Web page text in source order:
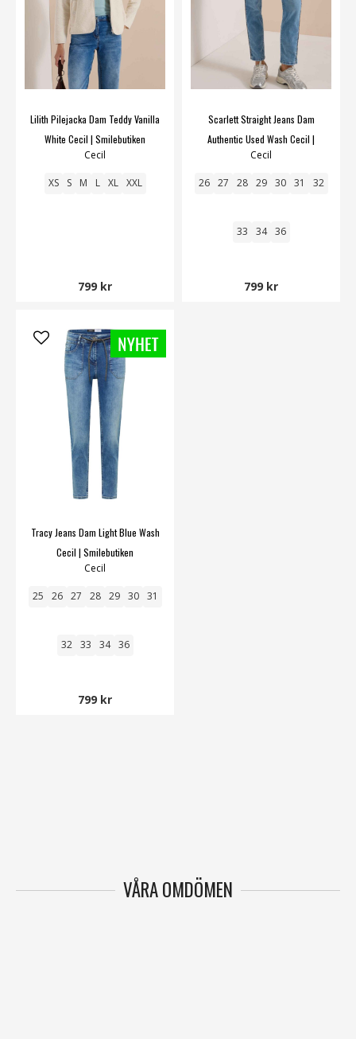
Lilith Pilejacka Dam Teddy Vanilla
White Cecil | Smilebutiken
Cecil
XS S M L XL XXL
799 kr
Scarlett Straight Jeans Dam
Authentic Used Wash Cecil |
Smilebutiken
Cecil
26 27 28 29 30 31 32
33 34 36
799 kr
Tracy Jeans Dam Light Blue Wash
Cecil | Smilebutiken
Cecil
25 26 27 28 29 30 31
32 33 34 36
799 kr
VÅRA OMDÖMEN